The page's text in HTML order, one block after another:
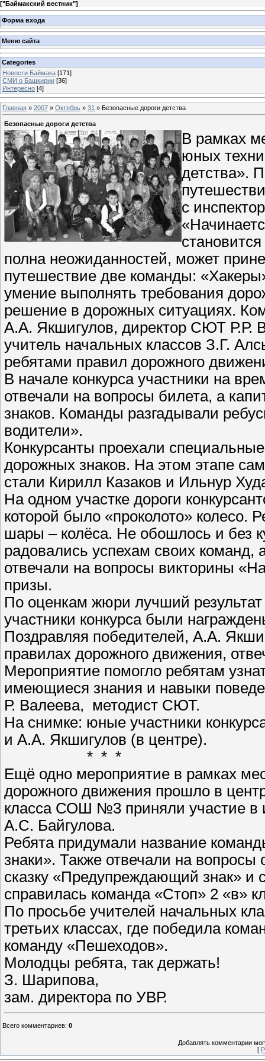
["Баймакский вестник"]
Форма входа
Меню сайта
Categories
Новости Баймака [171]
СМИ о Башкирии [36]
Интересно [4]
Главная » 2007 » Октябрь » 31 » Безопасные дороги детства
Безопасные дороги детства
В рамках
юных
детства».
с
полна неожиданностей, может
путешествие две команды:
умение выполнять требования
решение в дорожных ситуациях.
А.А. Якшигулов, директор СЮТ Р.Р.
учитель начальных классов З.Г.
ребятами правил дорожного
В начале конкурса участники на
отвечали на вопросы билета, а
знаков. Команды разгадывали
водители».
Конкурсанты проехали
дорожных знаков. На этом этапе
стали Кирилл Казаков и Ильнур
На одном участке дороги
которой было «проколото» колесо.
шары – колёса. Не обошлось и без
радовались успехам своих команд,
отвечали на вопросы викторины
призы.
По оценкам жюри лучший
участники конкурса были
Поздравляя победителей, А.А.
правилах дорожного движения,
Мероприятие помогло ребятам
имеющиеся знания и навыки
Р. Валеева, методист СЮТ.
На снимке: юные участники
и А.А. Якшигулов (в центре).
* * *
Ещё одно мероприятие в рамках
дорожного движения прошло в
класса СОШ №3 приняли участие в
А.С. Байгулова.
Ребята придумали название
знаки». Также отвечали на
сказку «Предупреждающий знак»
справилась команда «Стоп» 2 «в»
По просьбе учителей начальных
третьих классах, где победила
команду «Пешеходов».
Молодцы ребята, так держать!
З. Шарипова,
зам. директора по УВР.
Всего комментариев: 0
Добавлять комментарии
[